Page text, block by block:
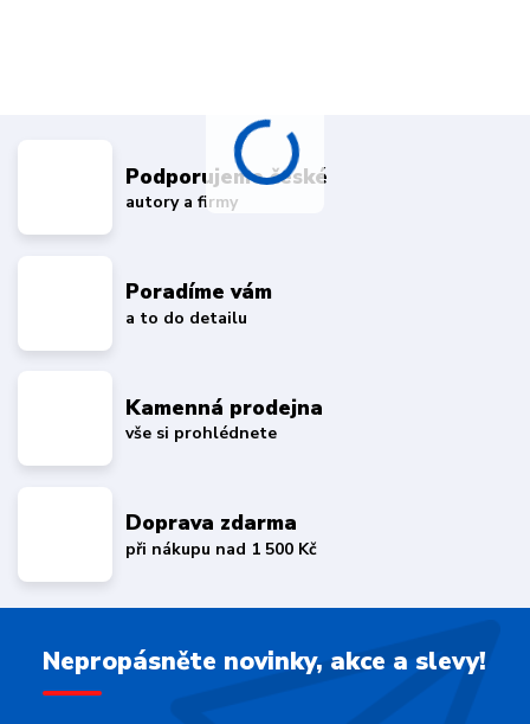
Podporujeme české
autory a firmy
Poradíme vám
a to do detailu
Kamenná prodejna
vše si prohlédnete
Doprava zdarma
při nákupu nad 1 500 Kč
Nepropásněte novinky, akce a slevy!